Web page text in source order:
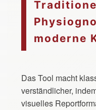
moderne
Das Tool macht
verständlicher,
visuelles